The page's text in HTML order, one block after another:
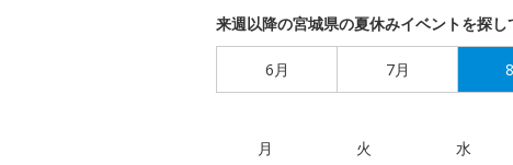
来週以降の宮城県の夏休みイベントを探し
6月 7月
月 火 水